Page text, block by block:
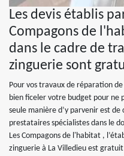
Les devis établis
Compagons de
dans le cadre de
zinguerie sont
Pour vos travaux de réparation
bien ficeler votre budget pour ne
seule manière d’y parvenir est
prestataires spécialistes dans le
Les Compagons de l'habitat ,
zinguerie à La Villedieu est